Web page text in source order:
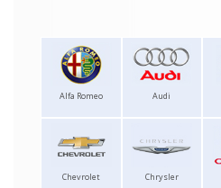
Alfa Romeo Audi
Chevrolet Chrysler